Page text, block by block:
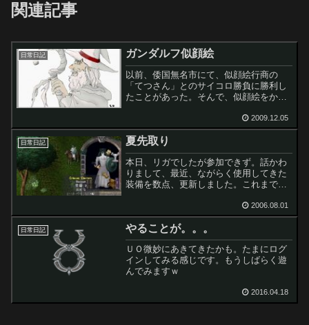
関連記事
日常日記 ガンダルフ似顔絵
以前、倭国無名市にて、似顔絵行商の
「てつさん」とのサイコロ勝負に勝利し
たことがあった。そんで、似顔絵をかい
近々、それが完成していたので、ご紹介
＾＾；なかなかいいでしょう？？ 気に
入ってますｗてつさんのブログ ...
2009.12.05
日常日記 夏先取り
本日、リガでしたが参加できず。話かわ
りまして、最近、ながらく使用してきた
装備を数点、更新しました。これまでの
が、 知り合いからカタミとして装備とお
金をいただいたので、これまでのポリシ
ーを曲げ、装備を更新する...
2006.08.01
日常日記 やることが。。。
ＵＯ微妙にあきてきたかも。たまにログ
インしてみる感じです。もうしばらく遊
んでみますｗ
2016.04.18